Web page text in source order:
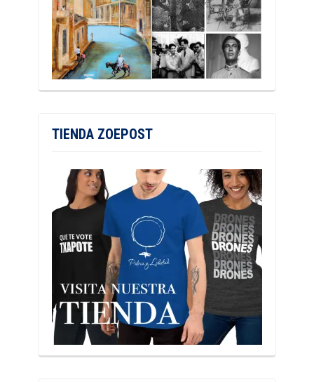
TIENDA ZOEPOST